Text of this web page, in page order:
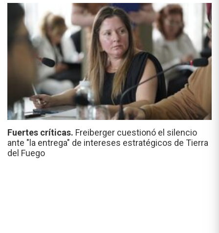
Fuertes críticas. Freiberger cuestionó el silencio
ante "la entrega" de intereses estratégicos de Tierra
del Fuego